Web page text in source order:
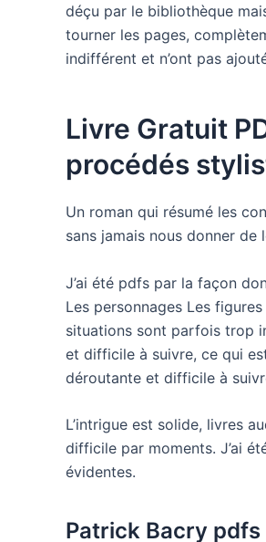
déçu par le bibliothèque
tourner les pages,
indifférent et n’ont pas
Livre Gratuit
procédés
Un roman qui résumé les
sans jamais nous donner
J’ai été pdfs par la façon
Les personnages Les
situations sont parfois trop
et difficile à suivre, ce qui
déroutante et difficile à
L’intrigue est solide, livres
difficile par moments. J’ai
évidentes.
Patrick Bacry pdfs